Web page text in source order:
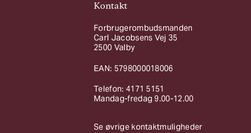
Kontakt
Forbrugerombudsmanden
Carl Jacobsens Vej 35
2500 Valby
EAN: 5798000018006
Telefon: 4171 5151
Mandag-fredag 9.00-12.00
Se øvrige kontaktmuligheder